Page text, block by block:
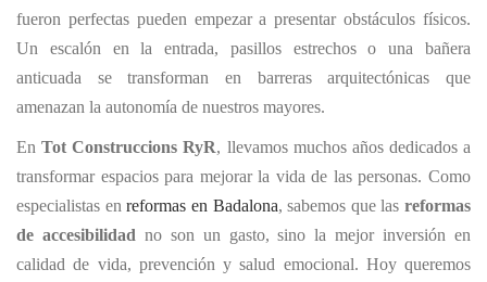
fueron perfectas pueden empezar a presentar obstáculos físicos.
Un escalón en la entrada, pasillos estrechos o una bañera
anticuada se transforman en barreras arquitectónicas que
amenazan la autonomía de nuestros mayores.
EnTot Construccions RyR, llevamos muchos años dedicados a
transformar espacios para mejorar la vida de las personas. Como
especialistas enreformas en Badalona, sabemos que las reformas
de accesibilidad no son un gasto, sino la mejor inversión en
calidad de vida, prevención y salud emocional. Hoy queremos